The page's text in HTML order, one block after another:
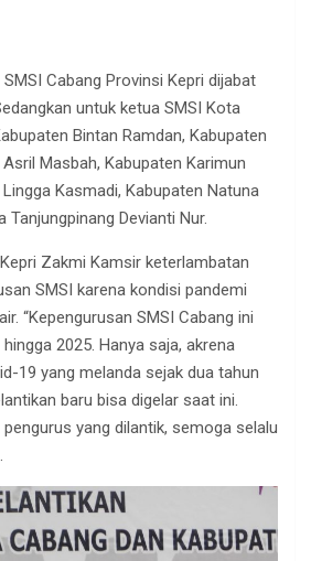
Cabang Provinsi Kepri dijabat
untuk ketua SMSI Kota
Bintan Ramdan, Kabupaten
Masbah, Kabupaten Karimun
Kasmadi, Kabupaten Natuna
Tanjungpinang Devianti Nur.
Zakmi Kamsir keterlambatan
SMSI karena kondisi pandemi
“Kepengurusan SMSI Cabang ini
2025. Hanya saja, akrena
19 yang melanda sejak dua tahun
baru bisa digelar saat ini.
yang dilantik, semoga selalu